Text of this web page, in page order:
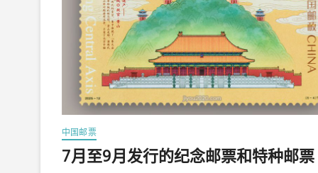
中国邮票
7月至9月发行的纪念邮票和特种邮票